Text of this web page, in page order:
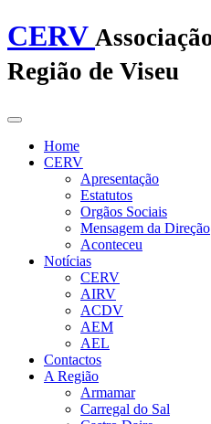
CERV
Região de Viseu
Home
CERV
Apresentação
Estatutos
Orgãos Sociais
Mensagem da Direção
Aconteceu
Notícias
CERV
AIRV
ACDV
AEM
AEL
Contactos
A Região
Armamar
Carregal do Sal